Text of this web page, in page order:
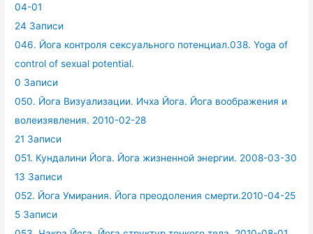
04-01
24 Записи
046. Йога контроля сексуального потенциал.038. Yoga of
control of sexual potential.
0 Записи
050. Йога Визуализации. Ичха Йога. Йога воображения и
волеизявления. 2010-02-28
21 Записи
051. Кундалини Йога. Йога жизненной энергии. 2008-03-30
13 Записи
052. Йога Умирания. Йога преодоления смерти.2010-04-25
5 Записи